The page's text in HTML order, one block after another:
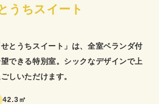
うちスイート
とうちスイート」は、全室ベランダ付
できる特別室。シックなデザインで上
しいただけます。
42.3㎡